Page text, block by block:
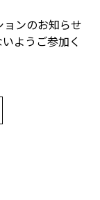
ンのお知らせ
ようご参加く